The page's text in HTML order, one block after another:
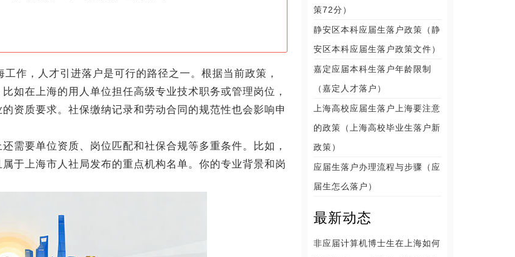
，人才引进落户是可行的路径之一。根据当前政策，
如在上海的用人单位担任高级专业技术职务或管理岗位，
资质要求。社保缴纳记录和劳动合同的规范性也会影响申
要单位资质、岗位匹配和社保合规等多重条件。比如，
于上海市人社局发布的重点机构名单。你的专业背景和岗
策72分）
静安区本科应届生落户政策（静
安区本科应届生落户政策文件）
嘉定应届本科生落户年龄限制
（嘉定人才落户）
上海高校应届生落户上海要注意
的政策（上海高校毕业生落户新
政策）
应届生落户办理流程与步骤（应
届生怎么落户）
最新动态
非应届计算机博士生在上海如何